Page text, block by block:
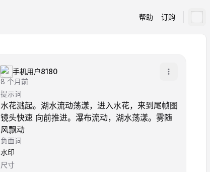
帮助 订购
手机用户8180
8 个月前
提示词
水花溅起。湖水流动荡漾，进入水花，来到尾帧图
镜头快速 向前推进。瀑布流动，湖水荡漾。雾随
风飘动
负面词
水印
尺寸